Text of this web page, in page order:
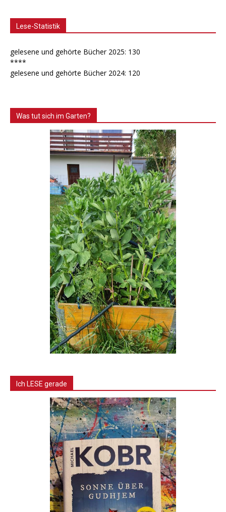
Lese-Statistik
gelesene und gehörte Bücher 2025: 130
****
gelesene und gehörte Bücher 2024: 120
Was tut sich im Garten?
Ich LESE gerade